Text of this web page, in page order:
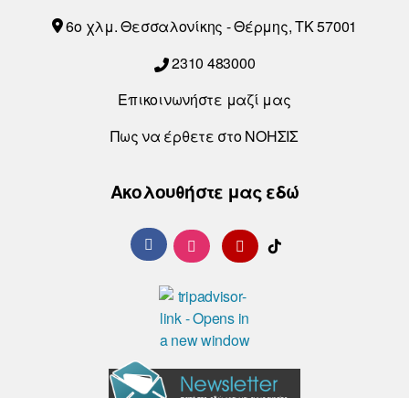
6o χλμ. Θεσσαλονίκης - Θέρμης, ΤΚ 57001
2310 483000
Επικοινωνήστε μαζί μας
Πως να έρθετε στο ΝΟΗΣΙΣ
Ακολουθήστε μας εδώ